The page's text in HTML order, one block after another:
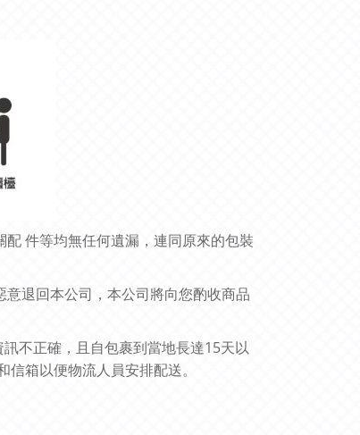
配 件等均無任何遺漏，連同原來的包裝
退回本公司，本公司將向您酌收商品
不正確，且自包裹到當地長達15天以
信箱以便物流人員安排配送。